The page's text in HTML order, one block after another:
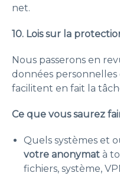
net.
10. Lois sur la
Nous passerons en
données
facilitent en fait la
Ce que vous saurez
Quels systèmes et
votre anonymat à
fichiers, système,